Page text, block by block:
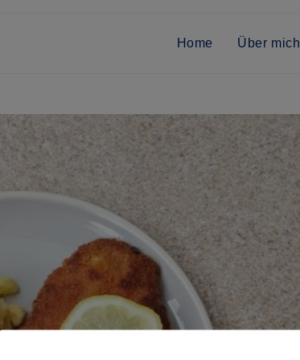
Home Über mich